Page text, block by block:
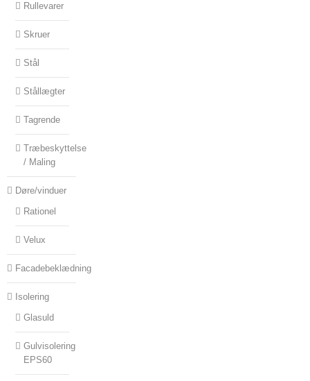
Rullevarer
Skruer
Stål
Stållægter
Tagrende
Træbeskyttelse
/ Maling
Døre/vinduer
Rationel
Velux
Facadebeklædning
Isolering
Glasuld
Gulvisolering
EPS60